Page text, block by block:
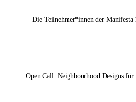
Die Teilnehmer*innen der Manifesta
Open Call: Neighbourhood Designs